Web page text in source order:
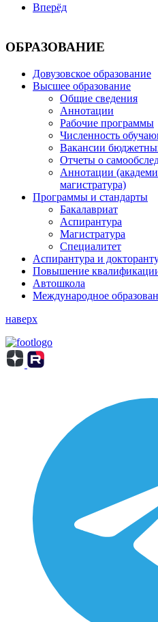
Вперёд
ОБРАЗОВАНИЕ
Довузовское образование
Высшее образование
Общие сведения
Аннотации
Рабочие программы
Численность
Вакансии
Отчеты о
Аннотации
магистратура)
Программы и стандарты
Бакалавриат
Аспирантура
Магистратура
Специалитет
Аспирантура и
Повышение
Автошкола
Международное
наверх